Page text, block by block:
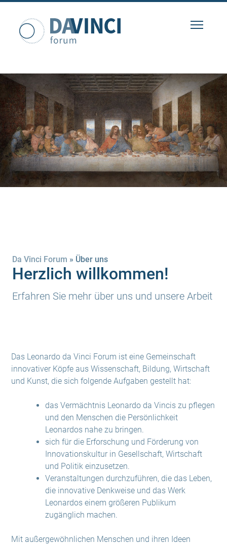
Da Vinci Forum » Über uns
Herzlich willkommen!
Erfahren Sie mehr über uns und unsere Arbeit
Das Leonardo da Vinci Forum ist eine Gemeinschaft
innovativer Köpfe aus Wissenschaft, Bildung, Wirtschaft
und Kunst, die sich folgende Aufgaben gestellt hat:
das Vermächtnis Leonardo da Vincis zu pflegen
und den Menschen die Persönlichkeit
Leonardos nahe zu bringen.
sich für die Erforschung und Förderung von
Innovationskultur in Gesellschaft, Wirtschaft
und Politik einzusetzen.
Veranstaltungen durchzuführen, die das Leben,
die innovative Denkweise und das Werk
Leonardos einem größeren Publikum
zugänglich machen.
Mit außergewöhnlichen Menschen und ihren Ideen